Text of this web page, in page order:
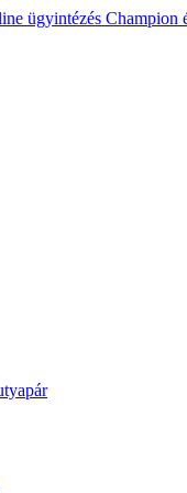
ügyintézés Champion